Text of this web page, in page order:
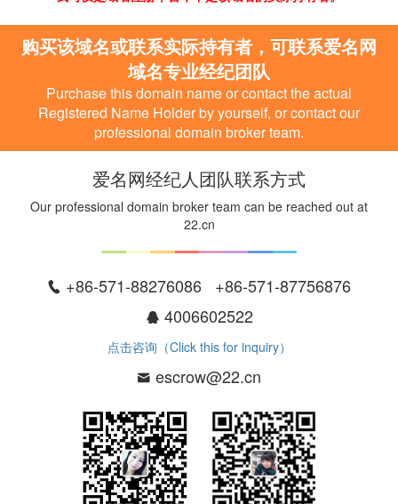
购买该域名或联系实际持有者，可联系爱名网
域名专业经纪团队
Purchase this domain name or contact the actual
Registered Name Holder by yourself, or contact our
professional domain broker team.
爱名网经纪人团队联系方式
Our professional domain broker team can be reached out at
22.cn
+86-571-88276086 +86-571-87756876
4006602522
点击咨询（Click this for inquiry）
escrow@22.cn